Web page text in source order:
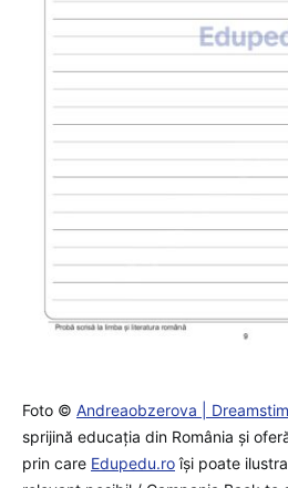
Foto © Andreaobzerova |
sprijină educaţia din România şi
prin care Edupedu.roîşi poate